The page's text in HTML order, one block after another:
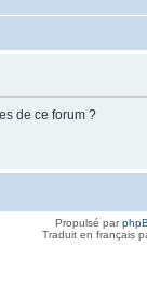
de ce forum ?
Propulsé par
Traduit en français